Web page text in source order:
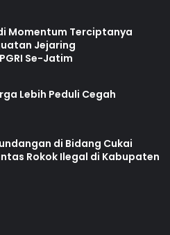
Momentum Terciptanya
Jejaring
Se-Jatim
Lebih Peduli Cegah
di Bidang Cukai
Rokok Ilegal di Kabupaten